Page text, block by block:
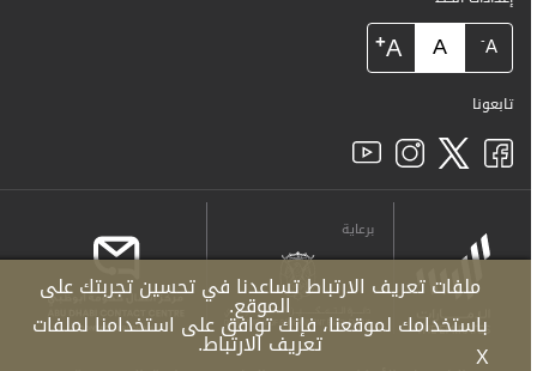
A
-
A
A
+
تابعونا
برعاية
X
ملفات تعريف الارتباط تساعدنا في تحسين تجربتك على
الموقع.
باستخدامك لموقعنا، فإنك توافق على استخدامنا لملفات
تعريف الارتباط.